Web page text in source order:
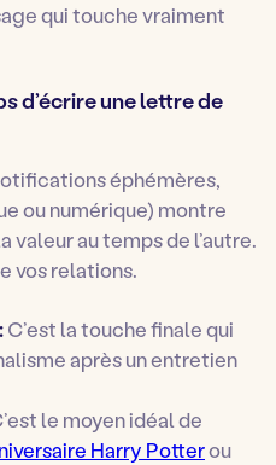
qui touche vraiment
d’écrire une lettre de
éphémères,
ou numérique) montre
valeur au temps de l’autre.
vos relations.
C’est la touche finale qui
après un entretien
le moyen idéal de
Harry Potterou